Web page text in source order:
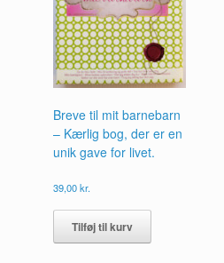
Breve til mit barnebarn
– Kærlig bog, der er en
unik gave for livet.
39,00kr.
Tilføj til kurv